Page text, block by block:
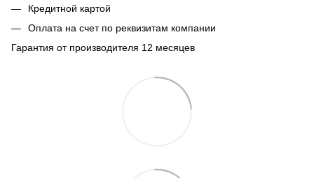
Кредитной картой
Оплата на счет по реквизитам компании
Гарантия от производителя 12 месяцев